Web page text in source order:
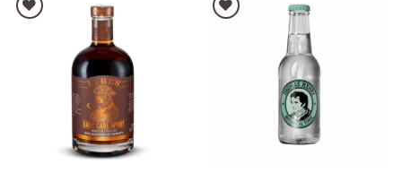
AJOUTER À LA LISTE D'ENVIES AJOUTER À LA LISTE D'ENVIES